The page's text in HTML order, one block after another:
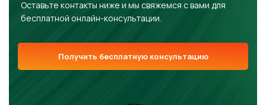
Оставьте контакты ниже и мы свяжемся с вами для
бесплатной онлайн-консультации.
Получить бесплатную консультацию